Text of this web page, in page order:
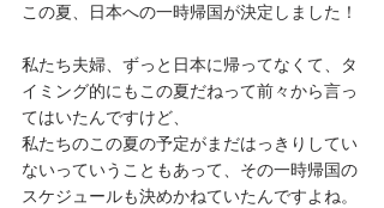
この夏、日本への一時帰国が決定しました！
私たち夫婦、ずっと日本に帰ってなくて、タ
イミング的にもこの夏だねって前々から言っ
てはいたんですけど、
私たちのこの夏の予定がまだはっきりしてい
ないっていうこともあって、その一時帰国の
スケジュールも決めかねていたんですよね。